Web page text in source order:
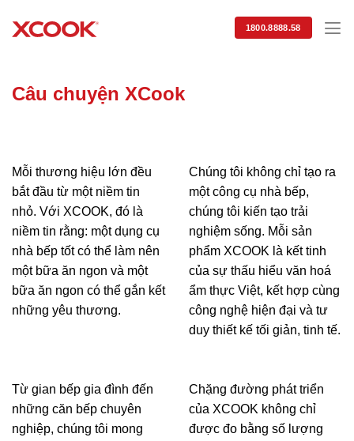
1800.8888.58
Câu chuyện XCook
Mỗi thương hiệu lớn đều
bắt đầu từ một niềm tin
nhỏ. Với XCOOK, đó là
niềm tin rằng: một dụng cụ
nhà bếp tốt có thể làm nên
một bữa ăn ngon và một
bữa ăn ngon có thể gắn kết
những yêu thương.
Chúng tôi không chỉ tạo ra
một công cụ nhà bếp,
chúng tôi kiến tạo trải
nghiệm sống. Mỗi sản
phẩm XCOOK là kết tinh
của sự thấu hiểu văn hoá
ẩm thực Việt, kết hợp cùng
công nghệ hiện đại và tư
duy thiết kế tối giản, tinh tế.
Từ gian bếp gia đình đến
những căn bếp chuyên
nghiệp, chúng tôi mong
Chặng đường phát triển
của XCOOK không chỉ
được đo bằng số lượng